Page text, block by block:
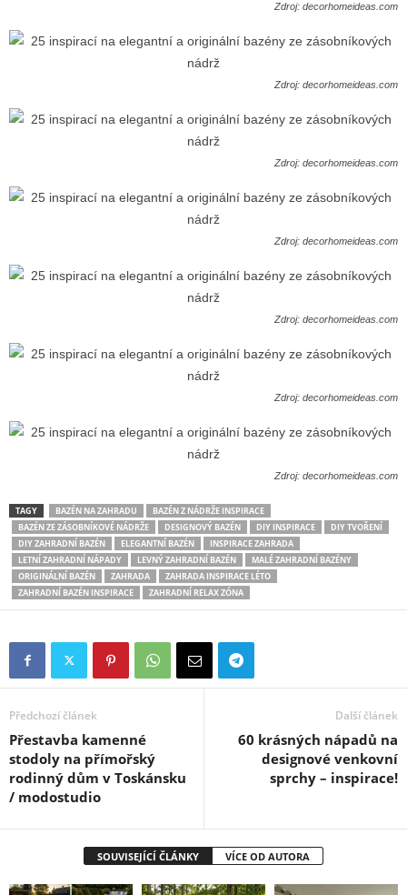
Zdroj: decorhomeideas.com
Zdroj: decorhomeideas.com
Zdroj: decorhomeideas.com
Zdroj: decorhomeideas.com
Zdroj: decorhomeideas.com
Zdroj: decorhomeideas.com
Zdroj: decorhomeideas.com
TAGY BAZÉN NA ZAHRADU
BAZÉN Z NÁDRŽE INSPIRACE
BAZÉN ZE ZÁSOBNÍKOVÉ NÁDRŽE
DESIGNOVÝ BAZÉN DIY INSPIRACE
DIY TVOŘENÍ
DIY ZAHRADNÍ BAZÉN
ELEGANTNÍ BAZÉN
INSPIRACE ZAHRADA
LETNÍ ZAHRADNÍ NÁPADY
LEVNÝ ZAHRADNÍ BAZÉN
MALÉ ZAHRADNÍ BAZÉNY
ORIGINÁLNÍ BAZÉN
ZAHRADA
ZAHRADA INSPIRACE LÉTO
ZAHRADNÍ BAZÉN INSPIRACE
ZAHRADNÍ RELAX ZÓNA
Předchozí článek
Přestavba kamenné
stodoly na přímořský
rodinný dům v Toskánsku
/ modostudio
Další článek
60 krásných nápadů na
designové venkovní
sprchy – inspirace!
SOUVISEJÍCÍ ČLÁNKY VÍCE OD AUTORA